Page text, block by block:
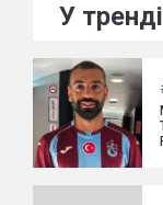
У тренді